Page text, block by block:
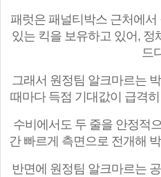
패럿은 패널티박스 근처에
있는 킥을 보유하고 있어, 정
드
그래서 원정팀 알크마르는
때마다 득점 기대값이 급격
수비에서도 두 줄을 안정적
간 빠르게 측면으로 전개해
반면에 원정팀 알크마르는